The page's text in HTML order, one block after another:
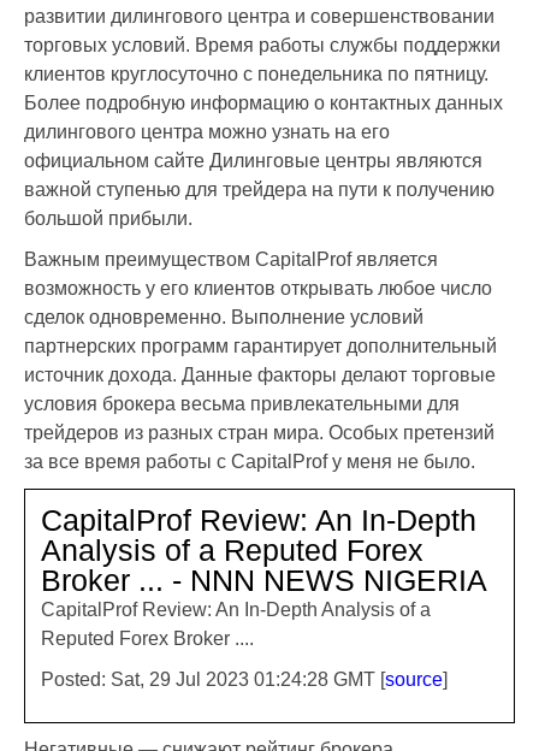
развитии дилингового центра и совершенствовании
торговых условий. Время работы службы поддержки
клиентов круглосуточно с понедельника по пятницу.
Более подробную информацию о контактных данных
дилингового центра можно узнать на его
официальном сайте Дилинговые центры являются
важной ступенью для трейдера на пути к получению
большой прибыли.
Важным преимуществом CapitalProf является
возможность у его клиентов открывать любое число
сделок одновременно. Выполнение условий
партнерских программ гарантирует дополнительный
источник дохода. Данные факторы делают торговые
условия брокера весьма привлекательными для
трейдеров из разных стран мира. Особых претензий
за все время работы с CapitalProf у меня не было.
CapitalProf Review: An In-Depth
Analysis of a Reputed Forex
Broker ... - NNN NEWS NIGERIA
CapitalProf Review: An In-Depth Analysis of a
Reputed Forex Broker ....
Posted: Sat, 29 Jul 2023 01:24:28 GMT [ source